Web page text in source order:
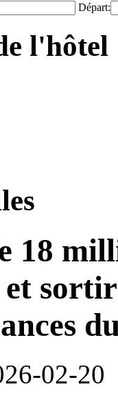
Départ:
l'hôtel
18
02-20